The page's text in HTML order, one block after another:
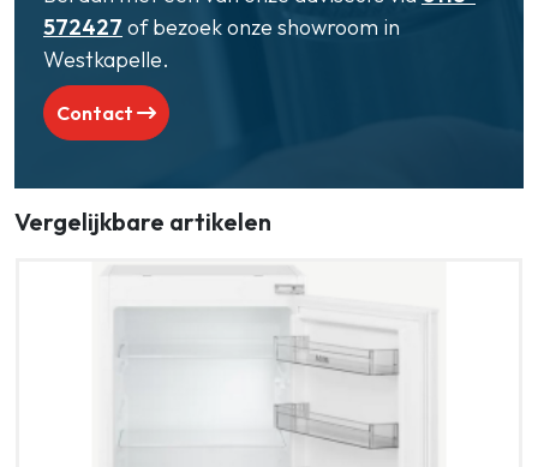
572427 of bezoek onze showroom in
Westkapelle.
Contact
Vergelijkbare artikelen